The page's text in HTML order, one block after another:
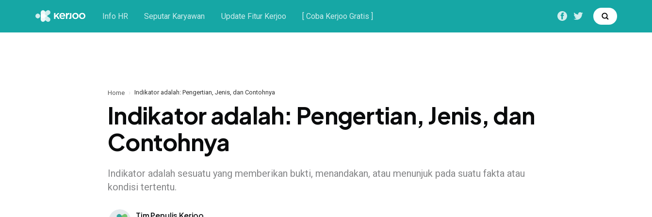
Info HR Seputar Karyawan Update Fitur Kerjoo [ Coba Kerjoo Gratis ]
Home Indikator adalah: Pengertian, Jenis, dan Contohnya
Indikator adalah: Pengertian, Jenis, dan
Contohnya
Indikator adalah sesuatu yang memberikan bukti, menandakan, atau menunjuk pada suatu fakta atau
kondisi tertentu.